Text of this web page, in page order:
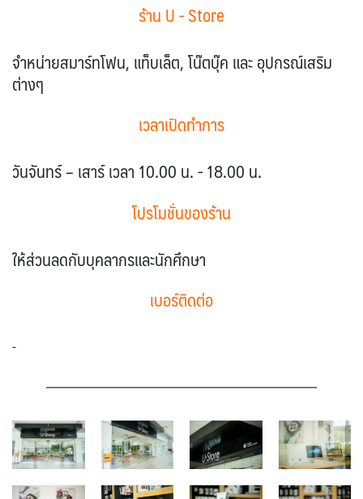
ร้าน U - Store
จำหน่ายสมาร์ทโฟน, แท็บเล็ต, โน๊ตบุ๊ค และ อุปกรณ์เสริม
ต่างๆ
เวลาเปิดทำการ
วันจันทร์ – เสาร์ เวลา 10.00 น. - 18.00 น.
โปรโมชั่นของร้าน
ให้ส่วนลดกับบุคลากรและนักศึกษา
เบอร์ติดต่อ
-